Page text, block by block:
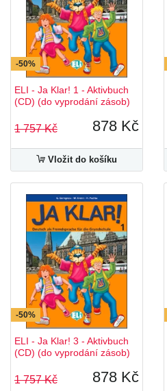
-50%
ELI - Ja Klar! 1 - Aktivbuch
(CD) (do vyprodání zásob)
1 757 Kč 878 Kč
Vložit do košíku
-50%
ELI - Ja Klar! 3 - Aktivbuch
(CD) (do vyprodání zásob)
1 757 Kč 878 Kč